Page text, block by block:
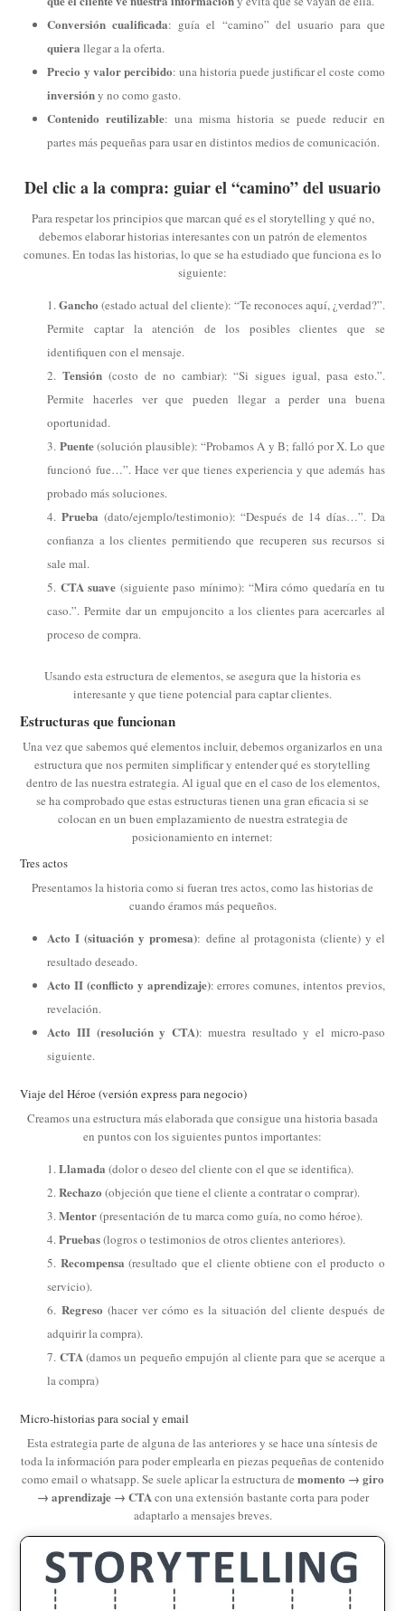
Conversión cualificada: guía el “camino” del usuario para que
quiera llegar a la oferta.
Precio y valor percibido: una historia puede justificar el coste como
inversióny no como gasto.
Contenido reutilizable: una misma historia se puede reducir en
partes más pequeñas para usar en distintos medios de comunicación.
Del clic a la compra: guiar el “camino” del usuario
Para respetar los principios que marcan qué es el storytelling y qué no,
debemos elaborar historias interesantes con un patrón de elementos
comunes. En todas las historias, lo que se ha estudiado que funciona es lo
siguiente:
Gancho (estado actual del cliente): “Te reconoces aquí, ¿verdad?”.
Permite captar la atención de los posibles clientes que se
identifiquen con el mensaje.
Tensión (costo de no cambiar): “Si sigues igual, pasa esto.”.
Permite hacerles ver que pueden llegar a perder una buena
oportunidad.
Puente(solución plausible): “Probamos A y B; falló por X. Lo que
funcionó fue…”. Hace ver que tienes experiencia y que además has
probado más soluciones.
Prueba (dato/ejemplo/testimonio): “Después de 14 días…”. Da
confianza a los clientes permitiendo que recuperen sus recursos si
sale mal.
CTA suave (siguiente paso mínimo): “Mira cómo quedaría en tu
caso.”. Permite dar un empujoncito a los clientes para acercarles al
proceso de compra.
Usando esta estructura de elementos, se asegura que la historia es
interesante y que tiene potencial para captar clientes.
Estructuras que funcionan
Una vez que sabemos qué elementos incluir, debemos organizarlos en una
estructura que nos permiten simplificar y entender qué es storytelling
dentro de las nuestra estrategia. Al igual que en el caso de los elementos,
se ha comprobado que estas estructuras tienen una gran eficacia si se
colocan en un buen emplazamiento de nuestra estrategia de
posicionamiento en internet:
Tres actos
Presentamos la historia como si fueran tres actos, como las historias de
cuando éramos más pequeños.
Acto I (situación y promesa): define al protagonista (cliente) y el
resultado deseado.
Acto II (conflicto y aprendizaje): errores comunes, intentos previos,
revelación.
Acto III (resolución y CTA): muestra resultado y el micro-paso
siguiente.
Viaje del Héroe (versión express para negocio)
Creamos una estructura más elaborada que consigue una historia basada
en puntos con los siguientes puntos importantes:
Llamada (dolor o deseo del cliente con el que se identifica).
Rechazo (objeción que tiene el cliente a contratar o comprar).
Mentor(presentación de tu marca como guía, no como héroe).
Pruebas(logros o testimonios de otros clientes anteriores).
Recompensa (resultado que el cliente obtiene con el producto o
servicio).
Regreso (hacer ver cómo es la situación del cliente después de
adquirir la compra).
CTA(damos un pequeño empujón al cliente para que se acerque a
la compra)
Micro-historias para social y email
Esta estrategia parte de alguna de las anteriores y se hace una síntesis de
toda la información para poder emplearla en piezas pequeñas de contenido
como email o whatsapp. Se suele aplicar la estructura de momento → giro
→ aprendizaje → CTA con una extensión bastante corta para poder
adaptarlo a mensajes breves.